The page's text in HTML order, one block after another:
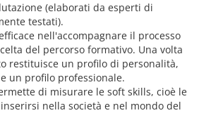
(elaborati da esperti di
testati).
nell'accompagnare il processo
del percorso formativo. Una volta
restituisce un profilo di personalità,
un profilo professionale.
di misurare le soft skills, cioè le
nella società e nel mondo del